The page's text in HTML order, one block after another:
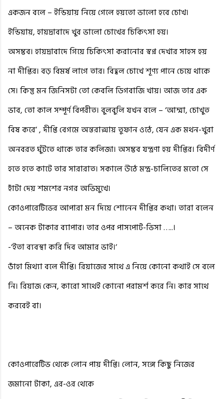
একজন বলে – ইন্ডিয়ায় নিয়ে গেলে হয়তো ভালো হবে চোখ।
ইন্ডিয়ায়, হায়দ্রাবাদে খুব ভালো চোখের চিকিৎসা হয়।
অসম্ভব। হায়দ্রাবাদে গিয়ে চিকিৎসা করানোর স্বপ্ন দেখার সাহস হয়
না দীপ্তির। বড় বিমর্ষ লাগে তার। বিহ্বল চোখে শূণ্য পানে চেয়ে থাকে
সে। কিন্তু মন জিনিসটা তো কেবলি ডিগবাজি খায়। আজ তার এক
ভাব, তো কাল সম্পূর্ণ বিপরীত। বুলবুলি যখন বলে – ‘আম্মা, চোখুত
বিষ করে’ , দীপ্তি বেগমে অন্তরাত্মায় তুফান ওঠে, যেন এক মথন-খুরা
অনবরত ঘুঁটতে থাকে তার কলিজা। অসম্ভব যন্ত্রণা হয় দীপ্তির। বিদীর্ণ
হতে হতে কাটে তার সারারাত। সকালে উঠে মন্ত্র-চালিতের মতো সে
হাঁটা দেয় শমশের নগর অভিমুখে।
কোওপারেটিভের আপারা মন দিয়ে শোনেন দীপ্তির কথা। তারা বলেন
– অনেক টাকার ব্যাপার। তার ওপর পাসপোর্ট-ভিসা …..।
-‘ইতা ব্যবস্থা করি দিব আমার ভাই।‘
ডাঁহা মিথ্যা বলে দীপ্তি। রিয়াজের সাথে এ নিয়ে কোনো কথাই সে বলে
নি। রিয়াজ কেন, কারো সাথেই কোনো পরামর্শ করে নি। কার সাথে
করবেই বা।
কোওপারেটিভ থেকে লোন পায় দীপ্তি। লোন, সঙ্গে কিছু নিজের
জমানো টাকা, এর-ওর থেকে